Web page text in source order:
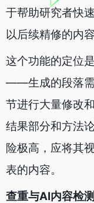
于帮助研究者快
以后续精修的内
这个功能的定位
——生成的段落需
节进行大量修改
结果部分和方法
险极高，应将其
表的内容。
查重与AI内容检测